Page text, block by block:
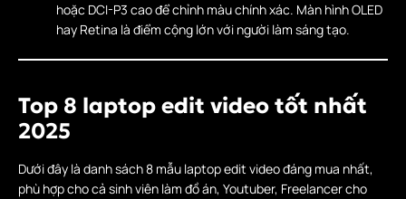
hoặc DCI-P3 cao để chỉnh màu chính xác. Màn hình OLED
hay Retina là điểm cộng lớn với người làm sáng tạo.
Top 8 laptop edit video tốt nhất
2025
Dưới đây là danh sách 8 mẫu laptop edit video đáng mua nhất,
phù hợp cho cả sinh viên làm đồ án, Youtuber, Freelancer cho